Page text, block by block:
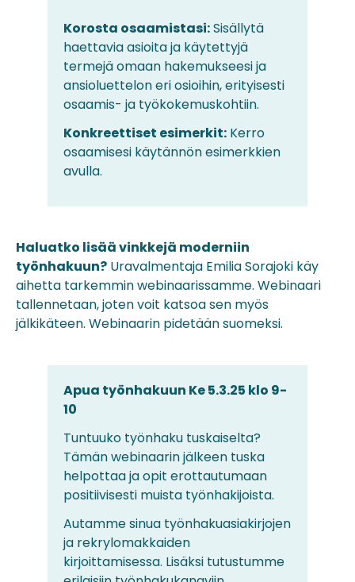
Korosta osaamistasi:Sisällytä
haettavia asioita ja käytettyjä
termejä omaan hakemukseesi ja
ansioluettelon eri osioihin, erityisesti
osaamis- ja työkokemuskohtiin.
Konkreettiset esimerkit: Kerro
osaamisesi käytännön esimerkkien
avulla.
Haluatko lisää vinkkejä moderniin
työnhakuun? Uravalmentaja Emilia Sorajoki käy
aihetta tarkemmin webinaarissamme. Webinaari
tallennetaan, joten voit katsoa sen myös
jälkikäteen. Webinaarin pidetään suomeksi.
Apua työnhakuun Ke 5.3.25 klo 9-
10
Tuntuuko työnhaku tuskaiselta?
Tämän webinaarin jälkeen tuska
helpottaa ja opit erottautumaan
positiivisesti muista työnhakijoista.
Autamme sinua työnhakuasiakirjojen
ja rekrylomakkaiden
kirjoittamisessa. Lisäksi tutustumme